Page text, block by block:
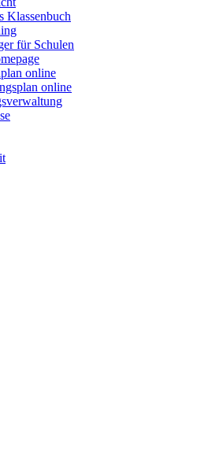
Klassenbuch
für Schulen
online
online